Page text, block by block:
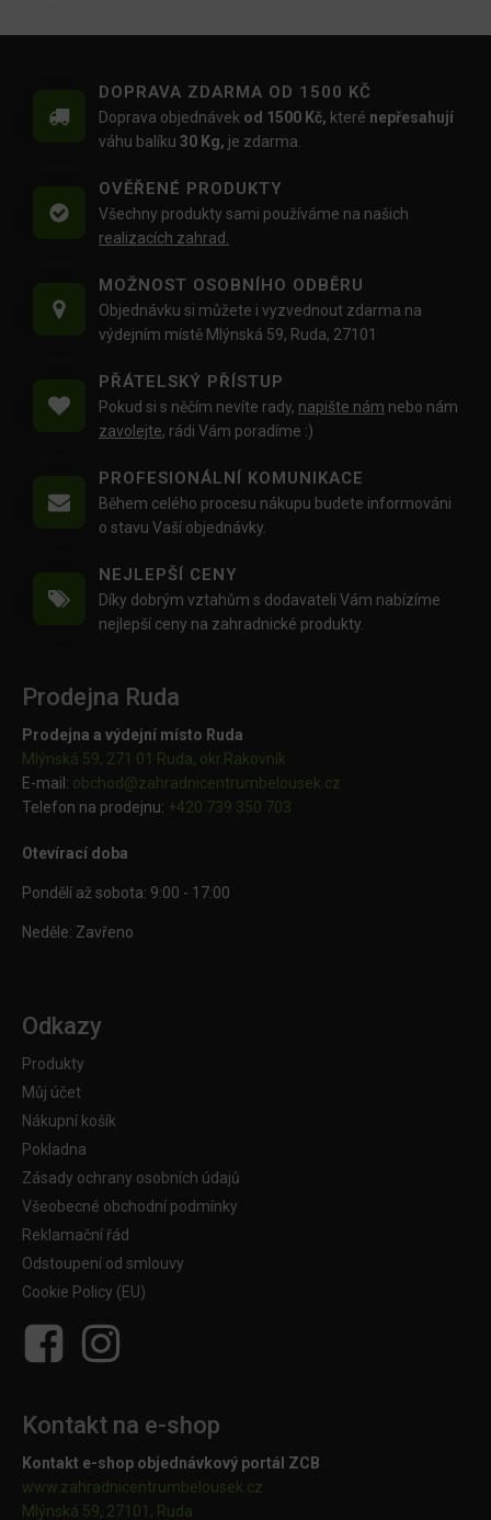
DOPRAVA ZDARMA OD 1500 KČ
Doprava objednávek od 1500 Kč, které nepřesahují
váhu balíku 30 Kg, je zdarma.
OVĚŘENÉ PRODUKTY
Všechny produkty sami používáme na našich
realizacích zahrad.
MOŽNOST OSOBNÍHO ODBĚRU
Objednávku si můžete i vyzvednout zdarma na
výdejním místě Mlýnská 59, Ruda, 27101
PŘÁTELSKÝ PŘÍSTUP
Pokud si s něčím nevíte rady, napište nám nebo nám
zavolejte, rádi Vám poradíme :)
PROFESIONÁLNÍ KOMUNIKACE
Během celého procesu nákupu budete informováni
o stavu Vaší objednávky.
NEJLEPŠÍ CENY
Díky dobrým vztahům s dodavateli Vám nabízíme
nejlepší ceny na zahradnické produkty.
Prodejna Ruda
Prodejna a výdejní místo Ruda
Mlýnská 59, 271 01 Ruda, okr.Rakovník
E-mail: obchod@zahradnicentrumbelousek.cz
Telefon na prodejnu: +420 739 350 703
Otevírací doba
Pondělí až sobota: 9:00 - 17:00
Neděle: Zavřeno
Odkazy
Produkty
Můj účet
Nákupní košík
Pokladna
Zásady ochrany osobních údajů
Všeobecné obchodní podmínky
Reklamační řád
Odstoupení od smlouvy
Cookie Policy (EU)
Kontakt na e-shop
Kontakt e-shop objednávkový portál ZCB
www.zahradnicentrumbelousek.cz
Mlýnská 59, 27101, Ruda